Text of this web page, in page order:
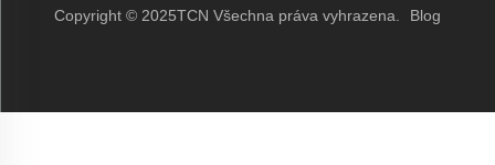
Copyright © 2025TCN Všechna práva vyhrazena. Blog